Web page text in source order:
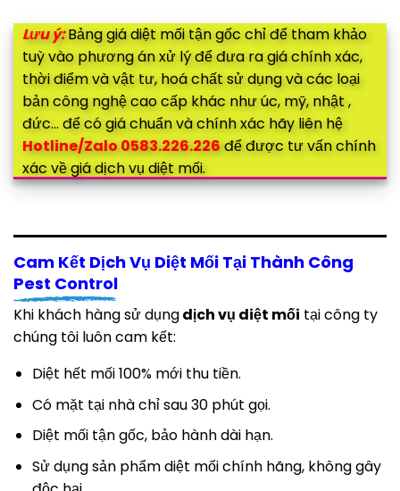
Lưu ý:Bảng giá diệt mối tận gốc chỉ để tham khảo
tuỳ vào phương án xử lý để đưa ra giá chính xác,
thời điểm và vật tư, hoá chất sử dụng và các loại
bản công nghệ cao cấp khác như úc, mỹ, nhật ,
đức… để có giá chuẩn và chính xác hãy liên hệ
Hotline/Zalo 0583.226.226để được tư vấn chính
xác về giá dịch vụ diệt mối.
Cam Kết Dịch Vụ Diệt Mối Tại Thành Công
Pest Control
Khi khách hàng sử dụngdịch vụ diệt mối tại công ty
chúng tôi luôn cam kết:
Diệt hết mối 100% mới thu tiền.
Có mặt tại nhà chỉ sau 30 phút gọi.
Diệt mối tận gốc, bảo hành dài hạn.
Sử dụng sản phẩm diệt mối chính hãng, không gây